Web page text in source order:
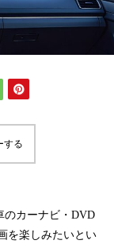
する
のカーナビ・DVD
を楽しみたいとい